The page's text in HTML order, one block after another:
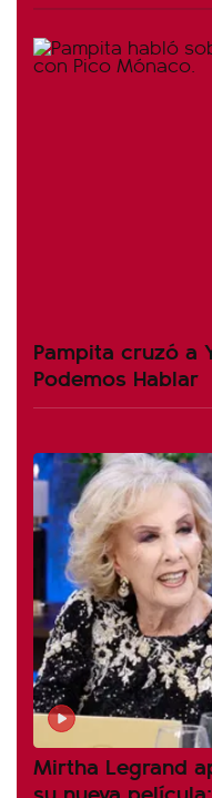
Pampita cruzó a
Podemos Hablar
Mirtha Legrand